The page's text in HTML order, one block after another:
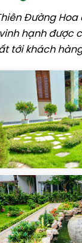
Đường Hoa
hạnh được
tới khách